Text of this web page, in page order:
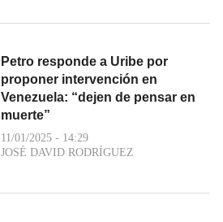
Petro responde a Uribe por
proponer intervención en
Venezuela: “dejen de pensar en
muerte”
11/01/2025 - 14:29
JOSÉ DAVID RODRÍGUEZ